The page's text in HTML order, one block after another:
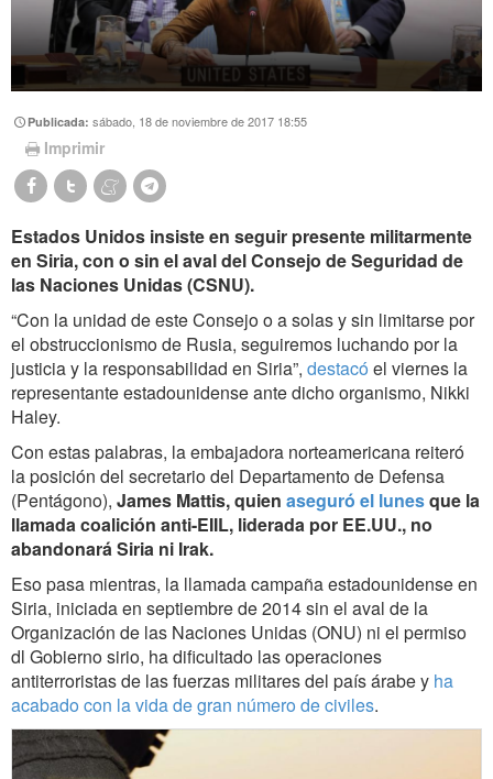
Publicada:sábado, 18 de noviembre de 2017 18:55
Imprimir
Estados Unidos insiste en seguir presente militarmente
en Siria, con o sin el aval del Consejo de Seguridad de
las Naciones Unidas (CSNU).
“Con la unidad de este Consejo o a solas y sin limitarse por
el obstruccionismo de Rusia, seguiremos luchando por la
justicia y la responsabilidad en Siria”, destacó el viernes la
representante estadounidense ante dicho organismo, Nikki
Haley.
Con estas palabras, la embajadora norteamericana reiteró
la posición del secretario del Departamento de Defensa
(Pentágono), James Mattis, quien aseguró el lunesque la
llamada coalición anti-EIIL, liderada por EE.UU., no
abandonará Siria ni Irak.
Eso pasa mientras, la llamada campaña estadounidense en
Siria, iniciada en septiembre de 2014 sin el aval de la
Organización de las Naciones Unidas (ONU) ni el permiso
dl Gobierno sirio, ha dificultado las operaciones
antiterroristas de las fuerzas militares del país árabe y ha
acabado con la vida de gran número de civiles.